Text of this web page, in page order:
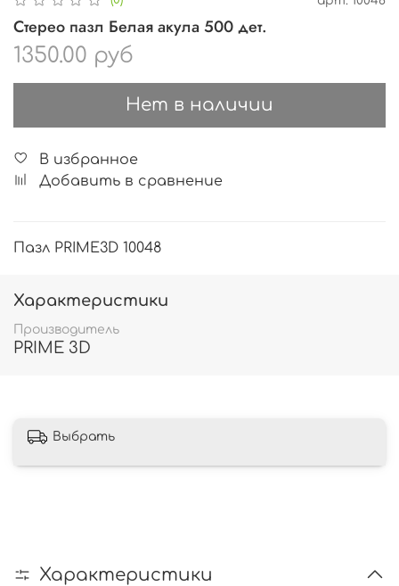
Стерео пазл Белая акула 500 дет.
1350.00 руб
Нет в наличии
В избранное
Добавить в сравнение
Пазл PRIME3D 10048
Характеристики
Производитель
PRIME 3D
Выбрать
Характеристики